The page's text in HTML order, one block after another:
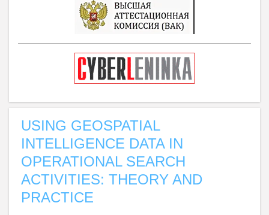
USING GEOSPATIAL
INTELLIGENCE DATA IN
OPERATIONAL SEARCH
ACTIVITIES: THEORY AND
PRACTICE